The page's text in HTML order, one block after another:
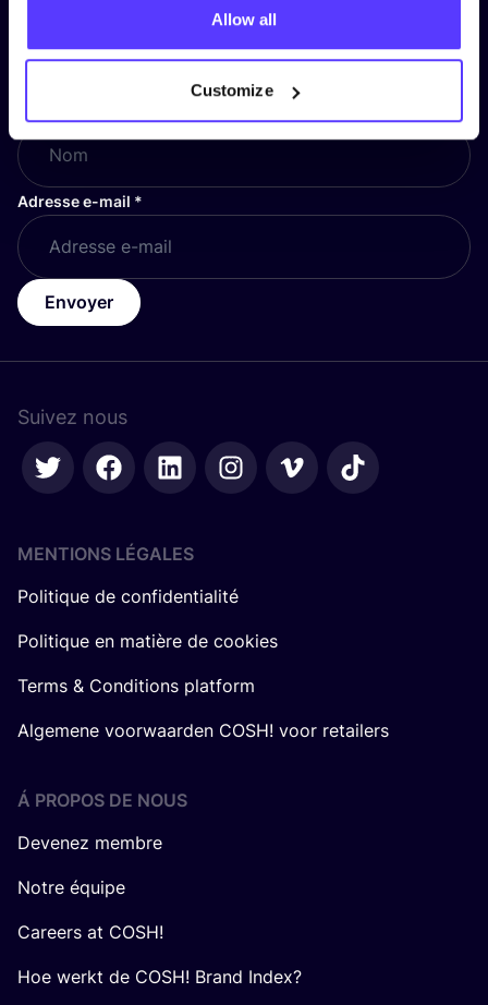
Allow all
Customize
Inscrivez-vous à notre lettre
d’information et restez informé !
Adresse e-mail *
Envoyer
Suivez nous
MENTIONS LÉGALES
Politique de confidentialité
Politique en matière de cookies
Terms & Conditions platform
Algemene voorwaarden COSH! voor retailers
Á PROPOS DE NOUS
Devenez membre
Notre équipe
Careers at COSH!
Hoe werkt de COSH! Brand Index?